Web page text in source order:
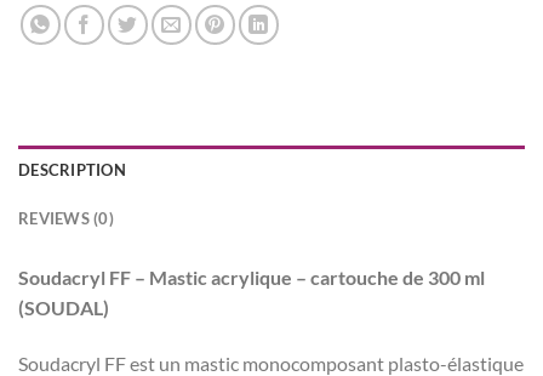
DESCRIPTION
REVIEWS (0)
Soudacryl FF – Mastic acrylique – cartouche de 300 ml
(SOUDAL)
Soudacryl FF est un mastic monocomposant plasto-élastique